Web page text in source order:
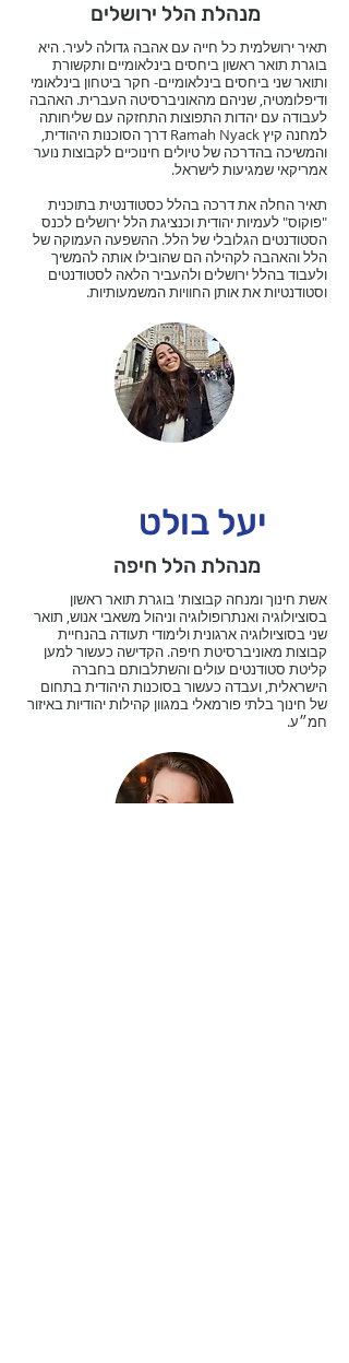
מנהלת הלל ירושלים
תאיר ירושלמית כל חייה עם אהבה גדולה לעיר. היא
בוגרת תואר ראשון ביחסים בינלאומיים ותקשורת
ותואר שני ביחסים בינלאומיים- חקר ביטחון בינלאומי
ודיפלומטיה, שניהם מהאוניברסיטה העברית. האהבה
לעבודה עם יהדות התפוצות התחזקה עם שליחותה
למחנה קיץ Ramah Nyack דרך הסוכנות היהודית,
והמשיכה בהדרכה של טיולים חינוכיים לקבוצות נוער
אמריקאי שמגיעות לישראל.
תאיר החלה את דרכה בהלל כסטודנטית בתוכנית
"פוקוס" לעמיות יהודית וכנציגת הלל ירושלים לכנס
הסטודנטים הגלובלי של הלל. ההשפעה העמוקה של
הלל והאהבה לקהילה הם שהובילו אותה להמשיך
ולעבוד בהלל ירושלים ולהעביר הלאה לסטודנטים
וסטודנטיות את אותן החוויות המשמעותיות.
יעל בולט
מנהלת הלל חיפה
אשת חינוך ומנחה קבוצות' בוגרת תואר ראשון
בסוציולוגיה ואנתרופולוגיה וניהול משאבי אנוש, תואר
שני בסוציולוגיה ארגונית ולימודי תעודה בהנחיית
קבוצות מאוניברסיטת חיפה. הקדישה כעשור למען
קליטת סטודנטים עולים והשתלבותם בחברה
הישראלית, ועבדה כעשור בסוכנות היהודית בתחום
של חינוך בלתי פורמאלי במגוון קהילות יהודיות באיזור
חמ״ע.